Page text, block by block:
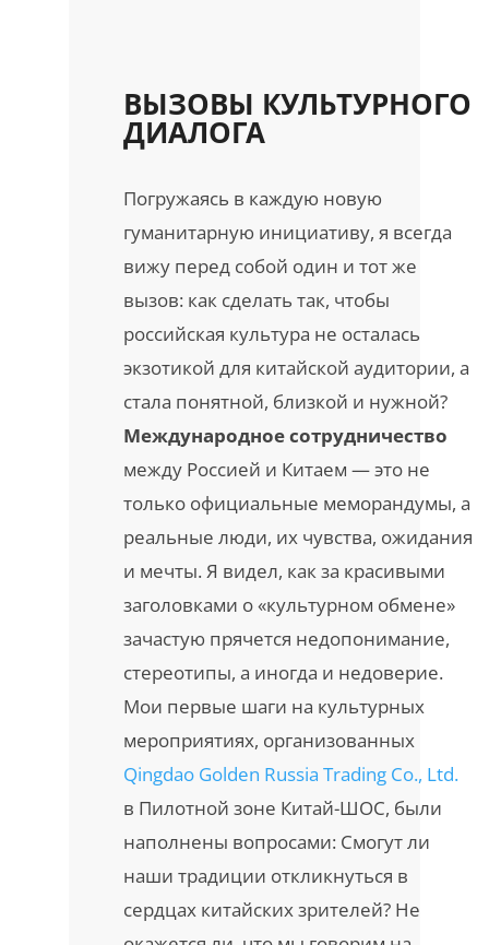
ВЫЗОВЫ КУЛЬТУРНОГО
ДИАЛОГА
Погружаясь в каждую новую
гуманитарную инициативу, я всегда
вижу перед собой один и тот же
вызов: как сделать так, чтобы
российская культура не осталась
экзотикой для китайской аудитории, а
стала понятной, близкой и нужной?
Международное сотрудничество
между Россией и Китаем — это не
только официальные меморандумы, а
реальные люди, их чувства, ожидания
и мечты. Я видел, как за красивыми
заголовками о «культурном обмене»
зачастую прячется недопонимание,
стереотипы, а иногда и недоверие.
Мои первые шаги на культурных
мероприятиях, организованных
Qingdao Golden Russia Trading Co., Ltd.
в Пилотной зоне Китай-ШОС, были
наполнены вопросами: Смогут ли
наши традиции откликнуться в
сердцах китайских зрителей? Не